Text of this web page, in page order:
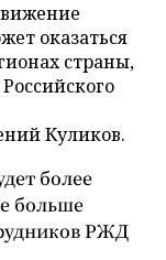
оказаться
страны,
Куликов.
более
больше
РЖД